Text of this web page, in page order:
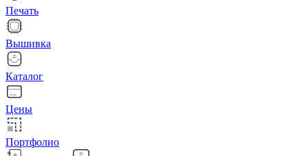
Печать
Вышивка
Каталог
Цены
Портфолио